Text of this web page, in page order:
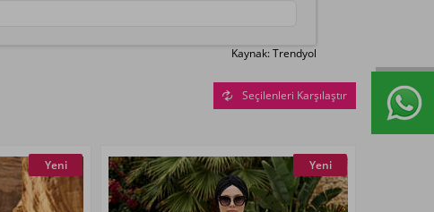
Kaynak: Trendyol
Seçilenleri Karşılaştır
Yeni Yeni